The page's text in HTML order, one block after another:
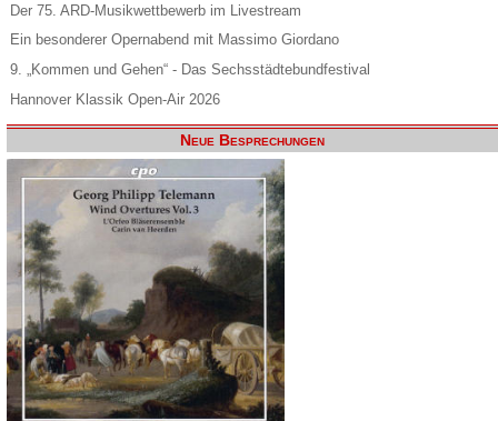
Der 75. ARD-Musikwettbewerb im Livestream
Ein besonderer Opernabend mit Massimo Giordano
9. „Kommen und Gehen“ - Das Sechsstädtebundfestival
Hannover Klassik Open-Air 2026
Neue Besprechungen